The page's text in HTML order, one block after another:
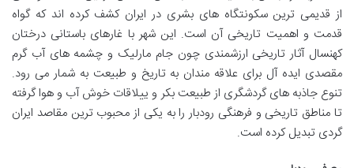
از قدیمی ترین سکونتگاه های بشری در ایران کشف کرده اند که گواه
قدمت و اهمیت تاریخی آن است. این شهر با غارهای باستانی درختان
کهنسال آثار تاریخی ارزشمندی چون جام مارلیک و چشمه های آب گرم
مقصدی ایده آل برای علاقه مندان به تاریخ و طبیعت به شمار می رود.
تنوع جاذبه های گردشگری از طبیعت بکر و ییلاقات خوش آب و هوا گرفته
تا مناطق تاریخی و فرهنگی رودبار را به یکی از محبوب ترین مقاصد ایران
گردی تبدیل کرده است.